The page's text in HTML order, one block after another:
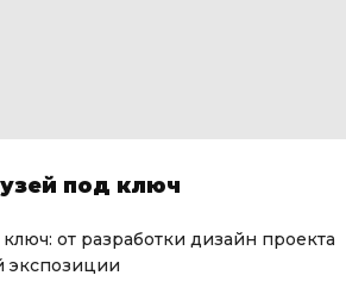
под ключ
от разработки дизайн проекта
экспозиции